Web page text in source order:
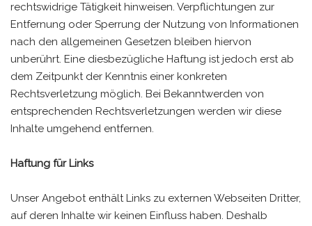
rechtswidrige Tätigkeit hinweisen. Verpflichtungen zur
Entfernung oder Sperrung der Nutzung von Informationen
nach den allgemeinen Gesetzen bleiben hiervon
unberührt. Eine diesbezügliche Haftung ist jedoch erst ab
dem Zeitpunkt der Kenntnis einer konkreten
Rechtsverletzung möglich. Bei Bekanntwerden von
entsprechenden Rechtsverletzungen werden wir diese
Inhalte umgehend entfernen.
Haftung für Links
Unser Angebot enthält Links zu externen Webseiten Dritter,
auf deren Inhalte wir keinen Einfluss haben. Deshalb